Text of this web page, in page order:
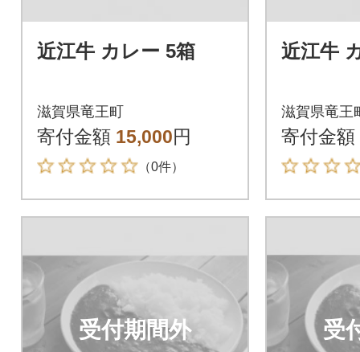
近江牛 カレー 5箱
滋賀県竜王町
寄付金額 15,000円
（0件）
近江牛
滋賀県竜王
寄付金額
受付期間外 受